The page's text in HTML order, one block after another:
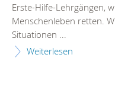
Erste-Hilfe-Lehrgängen,
Menschenleben retten.
Situationen ...
Weiterlesen